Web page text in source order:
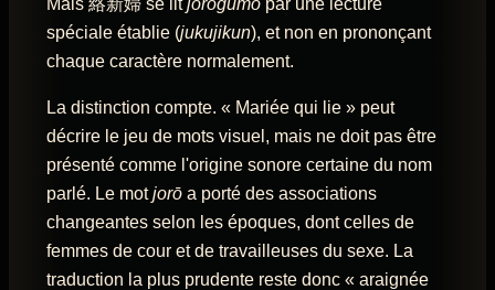
spéciale établie (jukujikun), et non en prononçant
chaque caractère normalement.
La distinction compte. « Mariée qui lie » peut
décrire le jeu de mots visuel, mais ne doit pas être
présenté comme l'origine sonore certaine du nom
parlé. Le motjorō a porté des associations
changeantes selon les époques, dont celles de
femmes de cour et de travailleuses du sexe. La
traduction la plus prudente reste donc « araignée